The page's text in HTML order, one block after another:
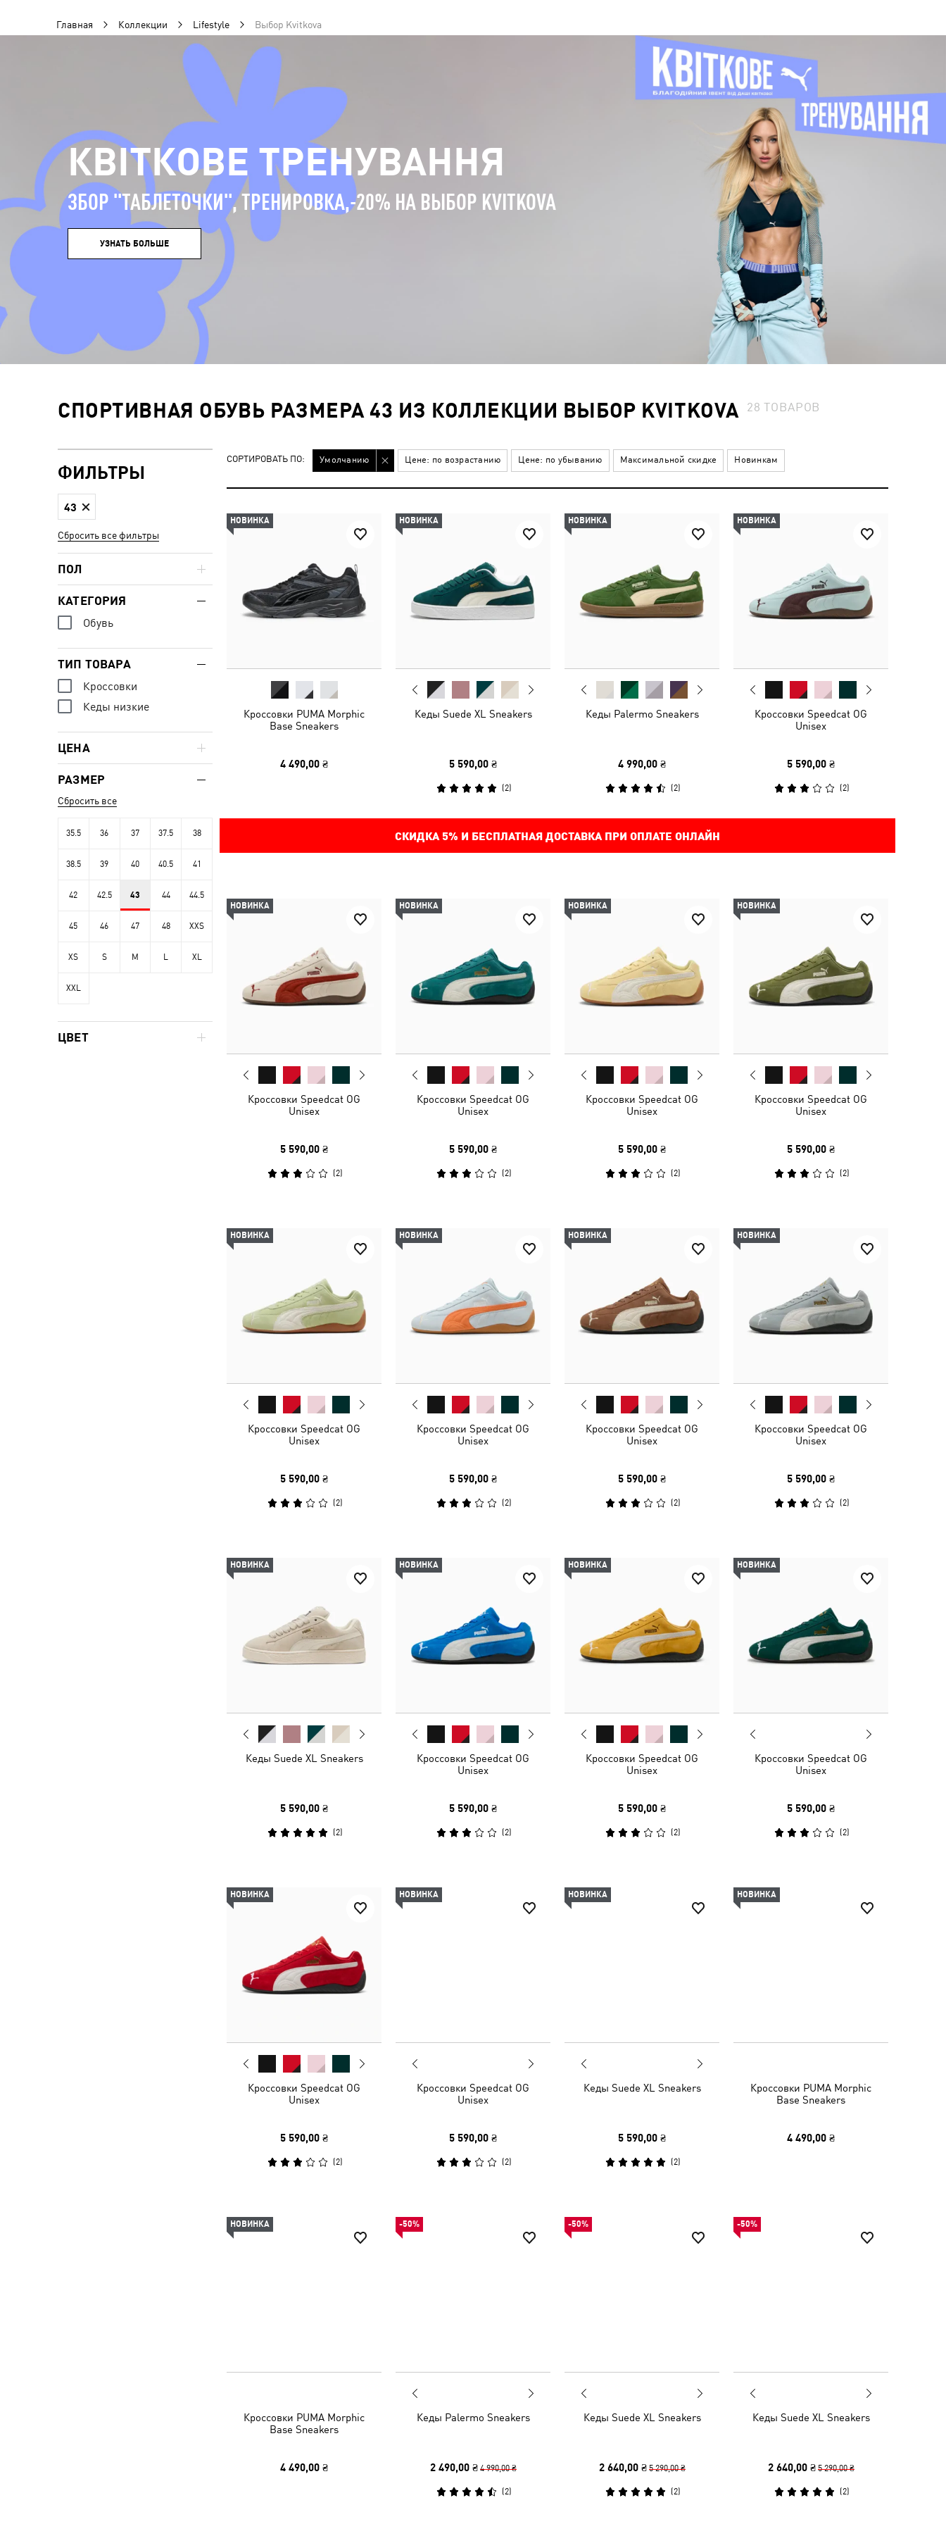
Главная Коллекции Lifestyle Выбор Kvitkova
КВІТКОВЕ ТРЕНУВАННЯ
ЗБОР "ТАБЛЕТОЧКИ", ТРЕНИРОВКА,-20% НА ВЫБОР KVITKOVA
УЗНАТЬ БОЛЬШЕ
СПОРТИВНАЯ ОБУВЬ РАЗМЕРА 43 ИЗ КОЛЛЕКЦИИ ВЫБОР KVITKOVA 28ТОВАРОВ
СОРТИРОВАТЬ ПО: Умолчанию Цене: по возрастанию Цене: по убыванию Максимальной скидке Новинкам
НОВИНКА
Кроссовки PUMA Morphic
Base Sneakers
4 490,00 ₴
НОВИНКА
Кеды Suede XL Sneakers
5 590,00 ₴
(2)
НОВИНКА
Кеды Palermo Sneakers
4 990,00 ₴
(2)
НОВИНКА
Кроссовки Speedcat OG
Unisex
5 590,00 ₴
(2)
СКИДКА 5% И БЕСПЛАТНАЯ ДОСТАВКА ПРИ ОПЛАТЕ ОНЛАЙН
НОВИНКА
Кроссовки Speedcat OG
Unisex
5 590,00 ₴
(2)
НОВИНКА
Кроссовки Speedcat OG
Unisex
5 590,00 ₴
(2)
НОВИНКА
Кроссовки Speedcat OG
Unisex
5 590,00 ₴
(2)
НОВИНКА
Кроссовки Speedcat OG
Unisex
5 590,00 ₴
(2)
НОВИНКА
Кроссовки Speedcat OG
Unisex
5 590,00 ₴
(2)
НОВИНКА
Кроссовки Speedcat OG
Unisex
5 590,00 ₴
(2)
НОВИНКА
Кроссовки Speedcat OG
Unisex
5 590,00 ₴
(2)
НОВИНКА
Кроссовки Speedcat OG
Unisex
5 590,00 ₴
(2)
НОВИНКА
Кеды Suede XL Sneakers
5 590,00 ₴
(2)
НОВИНКА
Кроссовки Speedcat OG
Unisex
5 590,00 ₴
(2)
НОВИНКА
Кроссовки Speedcat OG
Unisex
5 590,00 ₴
(2)
НОВИНКА
Кроссовки Speedcat OG
Unisex
5 590,00 ₴
(2)
НОВИНКА
Кроссовки Speedcat OG
Unisex
5 590,00 ₴
(2)
НОВИНКА
Кроссовки Speedcat OG
Unisex
5 590,00 ₴
(2)
НОВИНКА
Кеды Suede XL Sneakers
5 590,00 ₴
(2)
НОВИНКА
Кроссовки PUMA Morphic
Base Sneakers
4 490,00 ₴
НОВИНКА
Кроссовки PUMA Morphic
Base Sneakers
4 490,00 ₴
-50%
Кеды Palermo Sneakers
2 490,00 ₴ 4 990,00 ₴
(2)
-50%
Кеды Suede XL Sneakers
2 640,00 ₴ 5 290,00 ₴
(2)
-50%
Кеды Suede XL Sneakers
2 640,00 ₴ 5 290,00 ₴
(2)
ФИЛЬТРЫ
43
Сбросить все фильтры
ПОЛ
КАТЕГОРИЯ
Обувь
ТИП ТОВАРА
Кроссовки
Кеды низкие
ЦЕНА
РАЗМЕР
Сбросить все
35.5 36 37 37.5 38
38.5 39 40 40.5 41
42 42.5 43 44 44.5
45 46 47 48 XXS
XS S M L XL
XXL
ЦВЕТ